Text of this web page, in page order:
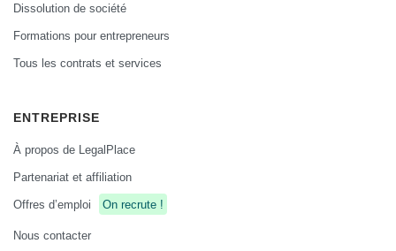
Dissolution de société
Formations pour entrepreneurs
Tous les contrats et services
ENTREPRISE
À propos de LegalPlace
Partenariat et affiliation
Offres d’emploi
On recrute !
Nous contacter